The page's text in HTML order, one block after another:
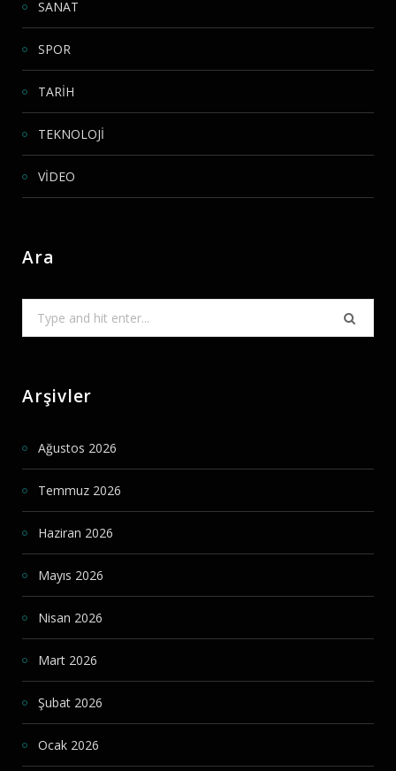
SANAT
SPOR
TARİH
TEKNOLOJİ
VİDEO
Ara
for:
Arşivler
Ağustos 2026
Temmuz 2026
Haziran 2026
Mayıs 2026
Nisan 2026
Mart 2026
Şubat 2026
Ocak 2026